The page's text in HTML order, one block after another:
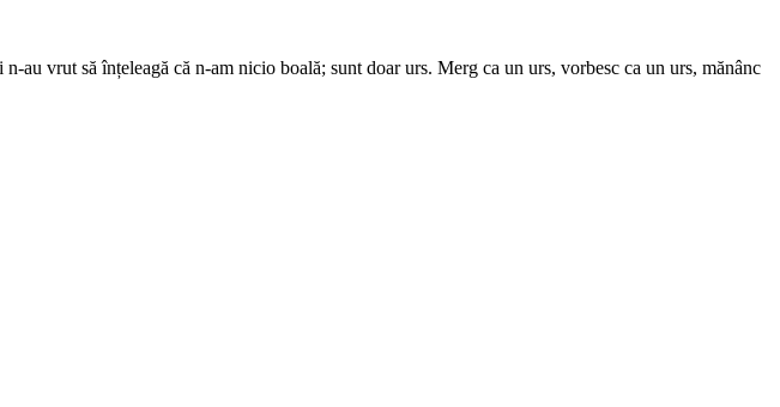
au vrut să înțeleagă că n-am nicio boală; sunt doar urs. Merg ca un urs, vorbesc ca un urs, mănânc